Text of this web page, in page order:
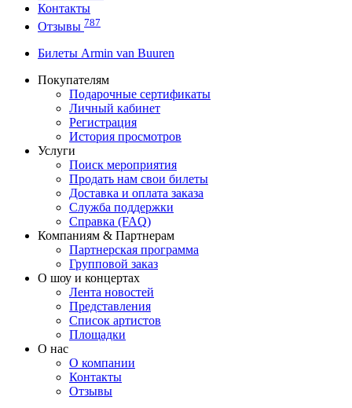
Контакты
Отзывы 787
Билеты Armin van Buuren
Покупателям
Подарочные сертификаты
Личный кабинет
Регистрация
История просмотров
Услуги
Поиск мероприятия
Продать нам свои билеты
Доставка и оплата заказа
Служба поддержки
Справка (FAQ)
Компаниям & Партнерам
Партнерская программа
Групповой заказ
О шоу и концертах
Лента новостей
Представления
Список артистов
Площадки
О нас
О компании
Контакты
Отзывы